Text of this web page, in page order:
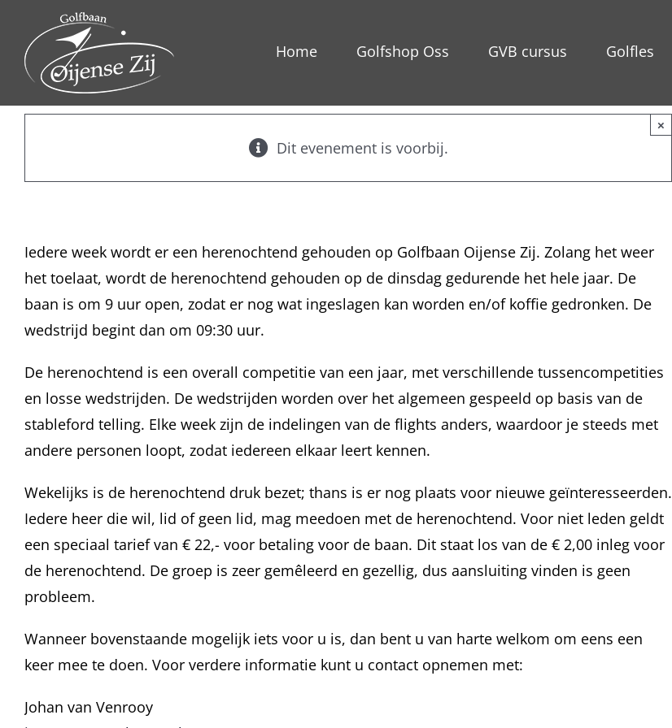
inhoud
Home Golfshop Oss GVB cursus Golfles
Dit evenement is voorbij.
×
Iedere week wordt er een herenochtend gehouden op Golfbaan Oijense Zij. Zolang het weer
het toelaat, wordt de herenochtend gehouden op de dinsdag gedurende het hele jaar. De
baan is om 9 uur open, zodat er nog wat ingeslagen kan worden en/of koffie gedronken. De
wedstrijd begint dan om 09:30 uur.
De herenochtend is een overall competitie van een jaar, met verschillende tussencompetities
en losse wedstrijden. De wedstrijden worden over het algemeen gespeeld op basis van de
stableford telling. Elke week zijn de indelingen van de flights anders, waardoor je steeds met
andere personen loopt, zodat iedereen elkaar leert kennen.
Wekelijks is de herenochtend druk bezet; thans is er nog plaats voor nieuwe geïnteresseerden.
Iedere heer die wil, lid of geen lid, mag meedoen met de herenochtend. Voor niet leden geldt
een speciaal tarief van € 22,- voor betaling voor de baan. Dit staat los van de € 2,00 inleg voor
de herenochtend. De groep is zeer gemêleerd en gezellig, dus aansluiting vinden is geen
probleem.
Wanneer bovenstaande mogelijk iets voor u is, dan bent u van harte welkom om eens een
keer mee te doen. Voor verdere informatie kunt u contact opnemen met:
Johan van Venrooy